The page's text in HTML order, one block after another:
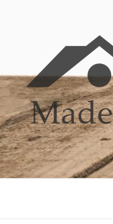
Blog Madeireira JM